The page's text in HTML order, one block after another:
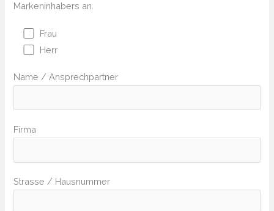
Markeninhabers an.
Frau
Herr
Name / Ansprechpartner
Firma
Strasse / Hausnummer